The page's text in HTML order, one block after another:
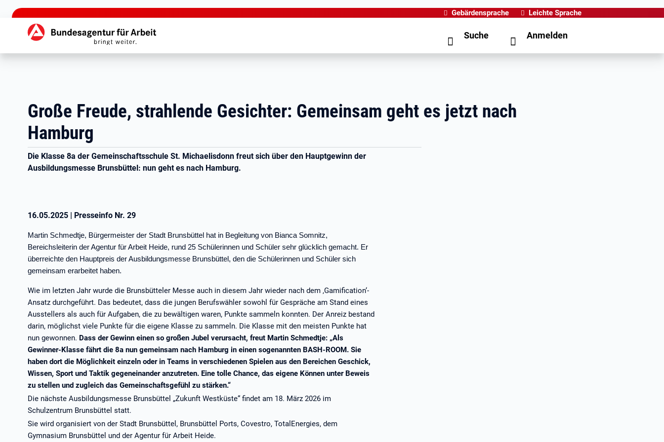
zu den Hauptinhalten springen
Gebärdensprache Leichte Sprache
Hauptnavigation Suche Anmelden
Große Freude, strahlende Gesichter: Gemeinsam geht es jetzt nach
Hamburg
Die Klasse 8a der Gemeinschaftsschule St. Michaelisdonn freut sich über den Hauptgewinn der
Ausbildungsmesse Brunsbüttel: nun geht es nach Hamburg.
16.05.2025 | Presseinfo Nr. 29
Martin Schmedtje, Bürgermeister der Stadt Brunsbüttel hat in Begleitung von Bianca Somnitz,
Bereichsleiterin der Agentur für Arbeit Heide, rund 25 Schülerinnen und Schüler sehr glücklich gemacht. Er
überreichte den Hauptpreis der Ausbildungsmesse Brunsbüttel, den die Schülerinnen und Schüler sich
gemeinsam erarbeitet haben.
Wie im letzten Jahr wurde die Brunsbütteler Messe auch in diesem Jahr wieder nach dem ‚Gamification‘-
Ansatz durchgeführt. Das bedeutet, dass die jungen Berufswähler sowohl für Gespräche am Stand eines
Ausstellers als auch für Aufgaben, die zu bewältigen waren, Punkte sammeln konnten. Der Anreiz bestand
darin, möglichst viele Punkte für die eigene Klasse zu sammeln. Die Klasse mit den meisten Punkte hat
nun gewonnen. Dass der Gewinn einen so großen Jubel verursacht, freut Martin Schmedtje: „Als
Gewinner-Klasse fährt die 8a nun gemeinsam nach Hamburg in einen sogenannten BASH-ROOM. Sie
haben dort die Möglichkeit einzeln oder in Teams in verschiedenen Spielen aus den Bereichen Geschick,
Wissen, Sport und Taktik gegeneinander anzutreten. Eine tolle Chance, das eigene Können unter Beweis
zu stellen und zugleich das Gemeinschaftsgefühl zu stärken.“
Die nächste Ausbildungsmesse Brunsbüttel „Zukunft Westküste“ findet am 18. März 2026 im
Schulzentrum Brunsbüttel statt.
Sie wird organisiert von der Stadt Brunsbüttel, Brunsbüttel Ports, Covestro, TotalEnergies, dem
Gymnasium Brunsbüttel und der Agentur für Arbeit Heide.